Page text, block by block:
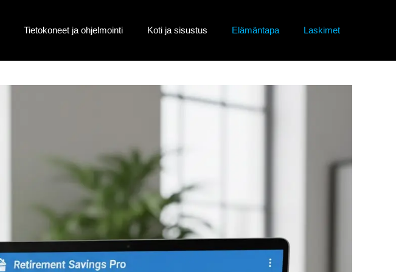
Tietokoneet ja ohjelmointi Koti ja sisustus Elämäntapa Laskimet